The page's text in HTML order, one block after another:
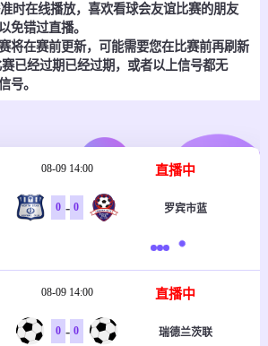
时在线播放，喜欢看球会友谊比赛的朋友
免错过直播。
将在赛前更新，可能需要您在比赛前再刷新
已经过期已经过期，或者以上信号都无
号。
08-09 14:00 直播中
0 - 0 罗宾市蓝
08-09 14:00 直播中
0 - 0 瑞德兰茨联